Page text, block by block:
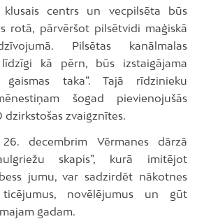
klusais centrs un vecpilsēta būs
rotā, pārvēršot pilsētvidi maģiskā
Pilsētas kanālmalas
līdzīgi kā pērn, būs izstaigājama
gaismas taka”. Tajā rīdzinieku
šogad pievienojušās
dzirkstošas zvaigznītes.
decembrim Vērmanes dārzā
skapis”, kurā imitējot
jumu, var sadzirdēt nākotnes
ticējumus, novēlējumus un gūt
gadam.